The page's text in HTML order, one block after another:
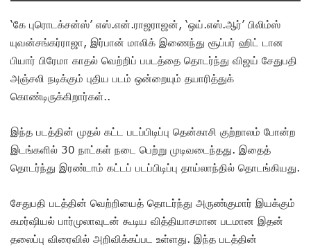
‘கே புரொடக்சன்ஸ்’ எஸ்.என்.ராஜராஜன், ‘ஒய்.எஸ்.ஆர்’ பிலிம்ஸ்
யுவன்சங்கர்ராஜா, இர்பான் மாலிக் இணைந்து சூப்பர் ஹிட் டான
பியார் பிரேமா காதல் வெற்றிப் பபடத்தை தொடர்ந்து விஜய் சேதுபதி
அஞ்சலி நடிக்கும் புதிய படம் ஒன்றையும் தயாரித்துக்
கொண்டிருக்கிறார்கள்..
இந்த படத்தின் முதல் கட்ட படப்பிடிப்பு தென்காசி குற்றாலம் போன்ற
இடங்களில் 30 நாட்கள் நடை பெற்று முடிவடைந்தது. இதைத்
தொடர்ந்து இரண்டாம் கட்டப் படப்பிடிப்பு தாய்லாந்தில் தொடங்கியது.
சேதுபதி படத்தின் வெற்றியைத் தொடர்ந்து அருண்குமார் இயக்கும்
கமர்ஷியல் பார்முலாவுடன் கூடிய வித்தியாசமான படமான இதன்
தலைப்பு விரைவில் அறிவிக்கப்பட உள்ளது. இந்த படத்தின்